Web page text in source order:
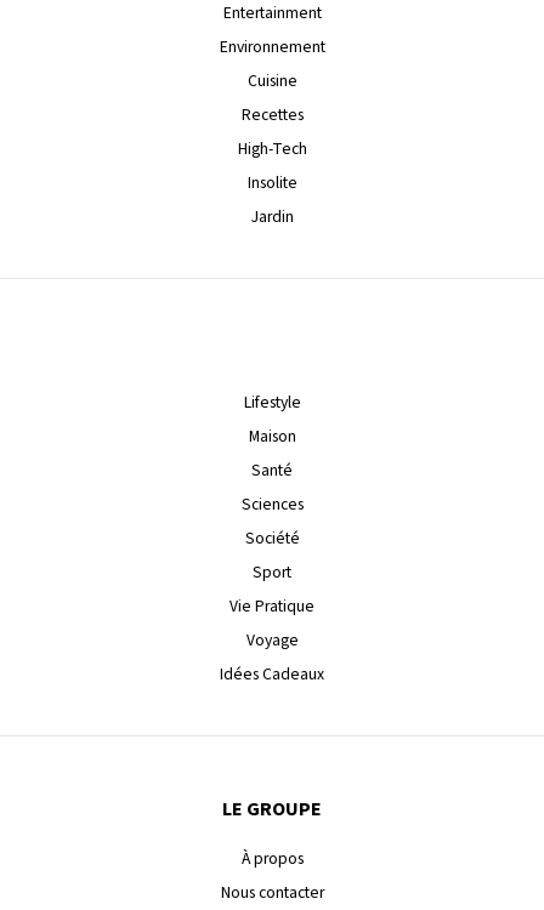
Entertainment
Environnement
Cuisine
Recettes
High-Tech
Insolite
Jardin
Lifestyle
Maison
Santé
Sciences
Société
Sport
Vie Pratique
Voyage
Idées Cadeaux
LE GROUPE
À propos
Nous contacter